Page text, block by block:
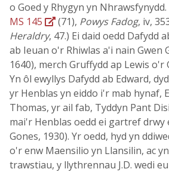
o Goed y Rhygyn yn Nhrawsfynydd.
MS 145
(71), Powys Fadog, iv,
Heraldry, 47.) Ei daid oedd Dafydd
ab Ieuan o'r Rhiwlas a'i nain Gwen
1640), merch Gruffydd ap Lewis o'r
Yn ôl ewyllys Dafydd ab Edward,
yr Henblas yn eiddo i'r mab hynaf,
Thomas, yr ail fab, Tyddyn Pant
mai'r Henblas oedd ei gartref drwy
Gones, 1930). Yr oedd, hyd yn
o'r enw Maensilio yn Llansilin, ac
trawstiau, y llythrennau J.D. wedi